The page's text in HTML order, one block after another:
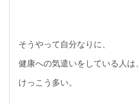
そうやって自分なりに、
健康への気遣いをしている人は、
けっこう多い。